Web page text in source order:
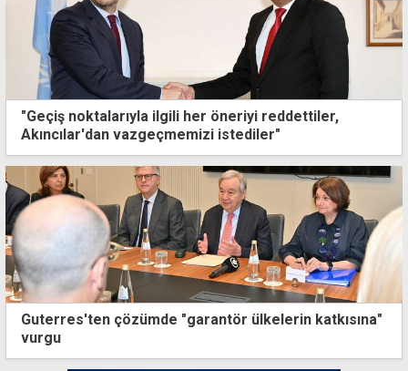
"Geçiş noktalarıyla ilgili her öneriyi reddettiler,
Akıncılar'dan vazgeçmemizi istediler"
Guterres'ten çözümde "garantör ülkelerin katkısına"
vurgu